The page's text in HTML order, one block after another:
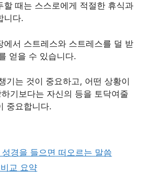
할 때는 스스로에게 적절한 휴식과
니다.
에서 스트레스와 스트레스를 덜 받
얻을 수 있습니다.
기는 것이 중요하고, 어떤 상황이
기보다는 자신의 등을 토닥여줄
중요합니다.
경을 들으면 떠오르는 말씀
교 요약